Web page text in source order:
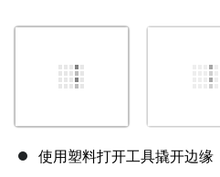
使用塑料打开工具撬开边缘